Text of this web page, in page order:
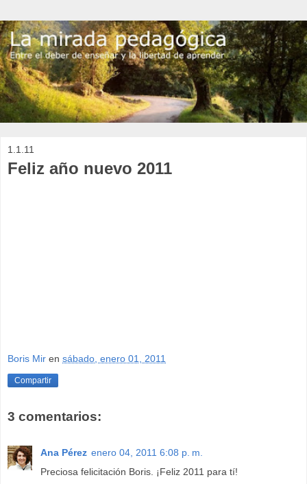
1.1.11
Feliz año nuevo 2011
Boris Mir en sábado, enero 01, 2011
Compartir
3 comentarios:
Ana Pérez enero 04, 2011 6:08 p. m.
Preciosa felicitación Boris. ¡Feliz 2011 para tí!